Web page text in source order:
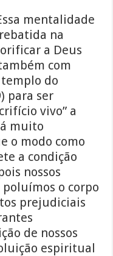
mentalidade
na
a Deus
com
templo do
para ser
vivo” a
muito
o modo como
a condição
nossos
poluímos o corpo
prejudiciais
de nossos
espiritual